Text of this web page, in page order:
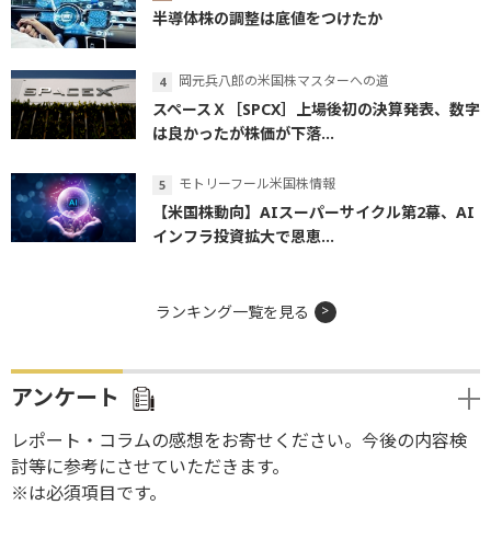
半導体株の調整は底値をつけたか
岡元兵八郎の米国株マスターへの道
スペースＸ［SPCX］上場後初の決算発表、数字
は良かったが株価が下落...
モトリーフール米国株情報
【米国株動向】AIスーパーサイクル第2幕、AI
インフラ投資拡大で恩恵...
ランキング一覧を見る
アンケート
レポート・コラムの感想をお寄せください。今後の内容検
討等に参考にさせていただきます。
※は必須項目です。